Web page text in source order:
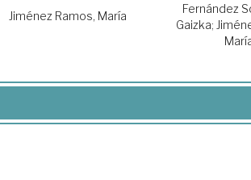
Jiménez Ramos, María
Fernández
Gaizka;